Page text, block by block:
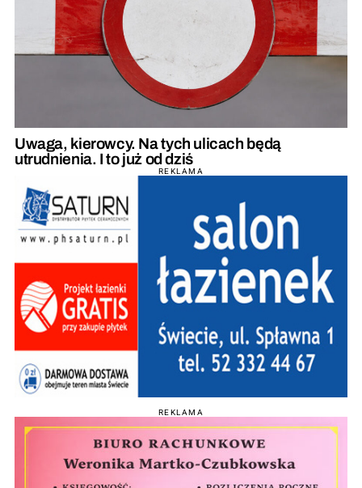
Uwaga, kierowcy. Na tych ulicach będą
utrudnienia. I to już od dziś
REKLAMA
REKLAMA